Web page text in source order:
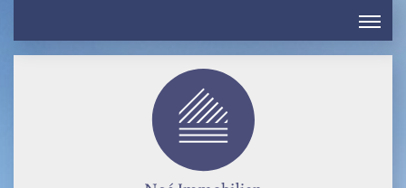
Home